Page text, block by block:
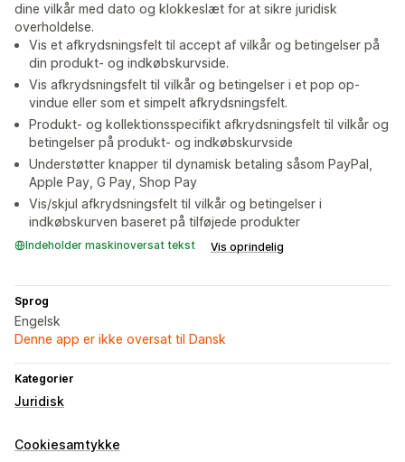
dine vilkår med dato og klokkeslæt for at sikre juridisk
overholdelse.
Vis et afkrydsningsfelt til accept af vilkår og betingelser på
din produkt- og indkøbskurvside.
Vis afkrydsningsfelt til vilkår og betingelser i et pop op-
vindue eller som et simpelt afkrydsningsfelt.
Produkt- og kollektionsspecifikt afkrydsningsfelt til vilkår og
betingelser på produkt- og indkøbskurvside
Understøtter knapper til dynamisk betaling såsom PayPal,
Apple Pay, G Pay, Shop Pay
Vis/skjul afkrydsningsfelt til vilkår og betingelser i
indkøbskurven baseret på tilføjede produkter
Indeholder maskinoversat tekst Vis oprindelig
Sprog
Engelsk
Denne app er ikke oversat til Dansk
Kategorier
Juridisk
Cookiesamtykke